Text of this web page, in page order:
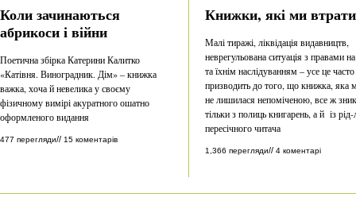
Коли зачинаються
абрикоси і війни
Поетична збірка Катерини Калитко
«Катівня. Виноградник. Дім» – книжка
важка, хоча й невелика у своєму
фізичному вимірі акуратного ошатно
оформленого видання
477 перегляди// 15 коментарів
Книжки, які ми
Малі тиражі, ліквідація видавництв,
неврегульована ситуація з правами
та їхнім наслідуванням – усе це часто
призводить до того, що книжка, яка
не лишилася непоміченою, все ж
тільки з полиць книгарень, а й із рід-
пересічного читача
1,366 перегляди// 4 коментарі